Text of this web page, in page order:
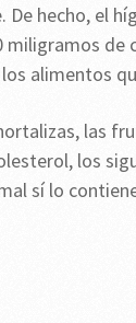
hecho, el
miligramos de
alimentos
las
los
sí lo